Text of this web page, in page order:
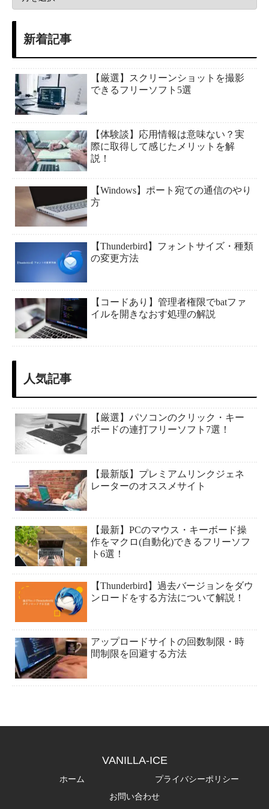
新着記事
【厳選】スクリーンショットを撮影
できるフリーソフト5選
【体験談】応用情報は意味ない？実
際に取得して感じたメリットを解
説！
【Windows】ポート宛ての通信のやり
方
【Thunderbird】フォントサイズ・種類
の変更方法
【コードあり】管理者権限でbatファ
イルを開きなおす処理の解説
人気記事
【厳選】パソコンのクリック・キー
ボードの連打フリーソフト7選！
【最新版】プレミアムリンクジェネ
レーターのオススメサイト
【最新】PCのマウス・キーボード操
作をマクロ(自動化)できるフリーソフ
ト6選！
【Thunderbird】過去バージョンをダウ
ンロードをする方法について解説！
アップロードサイトの回数制限・時
間制限を回避する方法
VANILLA-ICE
ホーム
プライバシーポリシー
お問い合わせ